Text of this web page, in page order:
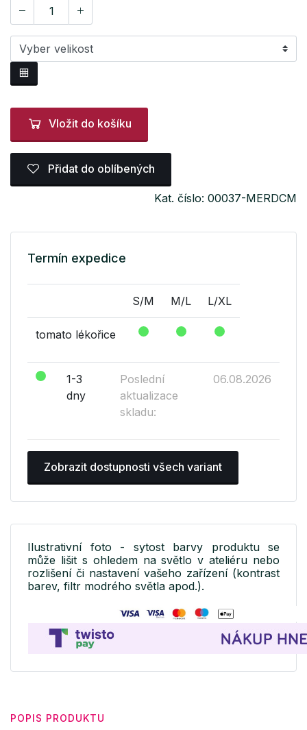
Vložit do košíku
Přidat do oblíbených
Kat. číslo: 00037-MERDCM
Termín expedice
S/M M/L L/XL
tomato lékořice
1-3
dny
Poslední
aktualizace
skladu:
06.08.2026
Zobrazit dostupnosti všech variant
Ilustrativní foto - sytost barvy produktu se
může lišit s ohledem na světlo v ateliéru nebo
rozlišení či nastavení vašeho zařízení (kontrast
barev, filtr modrého světla apod.).
POPIS PRODUKTU